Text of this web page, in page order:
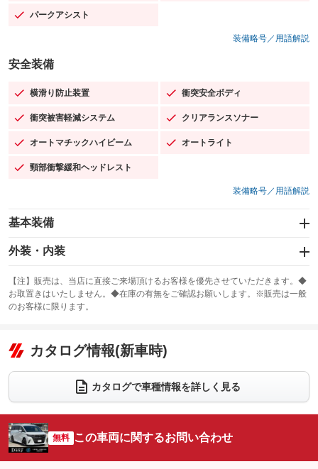
パークアシスト
：装備あり
装備略号／用語解説
安全装備
横滑り防止装置
：装備あり 衝突安全ボディ
：装備あり
衝突被害軽減システム
：装備あり クリアランスソナー
：装備あり
オートマチックハイビーム
：装備あり オートライト
：装備あり
頸部衝撃緩和ヘッドレスト
：装備あり
装備略号／用語解説
基本装備
エアバッグ：運転席/助手席/サイド
：装備あり
：装備あり
サンルーフ
：装備あり ABS
リフトアップ
：装備なし
ダウンヒルアシストコントロール
パワーウィンドウ
：装備あり ：装備あり
アイドリングストップ
：装備なし
USB入力端子
：装備あり Bluetooth接続
外装・内装
カーナビ：メモリーナビ他
：装備あり
TV：フルセグ
：装備あり
ビジュアル
：装備なし
革シート
：装備あり ハーフレザーシート
：装備なし
キーレス
：装備あり ：装備あり
HID(キセノンライト)
：装備なし
【注】販売は、当店に直接ご来場頂けるお客様を優先させていただきます。◆
お取置きはいたしません。◆在庫の有無をご確認お願いします。※販売は一般
のお客様に限ります。
カタログ情報(新車時)
カタログで車種情報を詳しく見る
無料 この車両に関するお問い合わせ